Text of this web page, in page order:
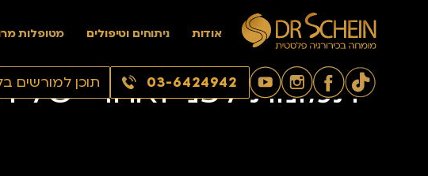
אודות ניתוחים וטיפולים מטופלות
03-6424942 תוכן למורשים
תמונות לפני ואחרי של